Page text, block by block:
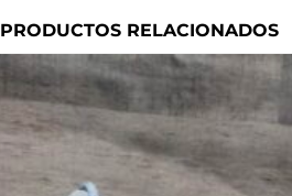
PRODUCTOS RELACIONADOS